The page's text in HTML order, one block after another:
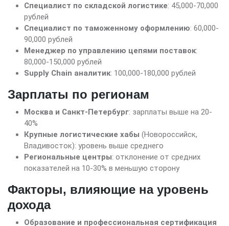
Специалист по складской логистике: 45,000-70,000
рублей
Специалист по таможенному оформлению: 60,000-
90,000 рублей
Менеджер по управлению цепями поставок:
80,000-150,000 рублей
Supply Chain аналитик: 100,000-180,000 рублей
Зарплаты по регионам
Москва и Санкт-Петербург: зарплаты выше на 20-
40%
Крупные логистические хабы (Новороссийск,
Владивосток): уровень выше среднего
Региональные центры: отклонение от средних
показателей на 10-30% в меньшую сторону
Факторы, влияющие на уровень
дохода
Образование и профессиональная сертификация